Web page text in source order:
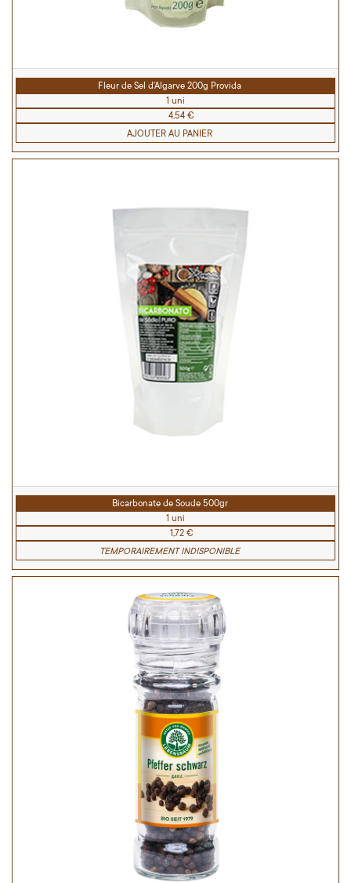
Fleur de Sel d'Algarve 200g Provida
1 uni
4,54 €
AJOUTER AU PANIER
Bicarbonate de Soude 500gr
1 uni
1,72 €
TEMPORAIREMENT INDISPONIBLE